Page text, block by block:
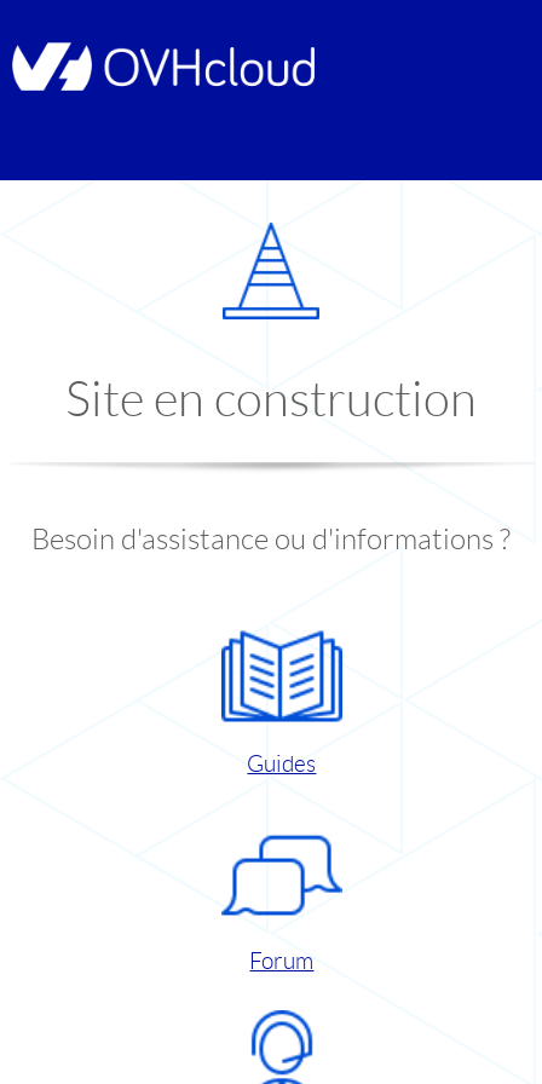
Site en construction
Besoin d'assistance ou d'informations ?
Guides
Forum